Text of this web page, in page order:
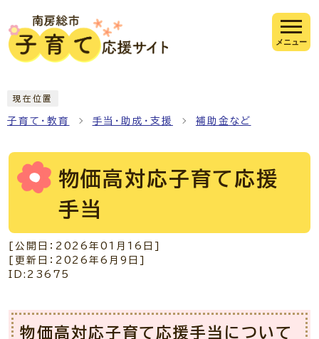
メニュー
現在位置
子育て・教育 手当・助成・支援 補助金など
物価高対応子育て応援
手当
[公開日： 2026年01月16日 ]
[更新日： 2026年6月9日 ]
ID:23675
物価高対応子育て応援手当について